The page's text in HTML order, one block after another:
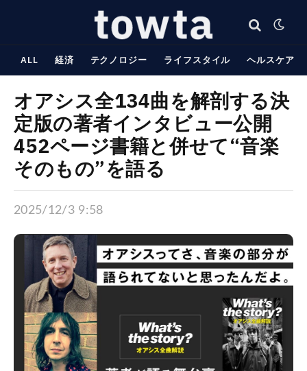
ALL 経済 テクノロジー ライフスタイル ヘルスケア
オアシス全134曲を解剖する決
定版の著者インタビュー公開
452ページ書籍と併せて“音楽
そのもの”を語る
2025/12/3 9:58